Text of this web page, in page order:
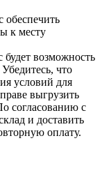
обеспечить
к месту
будет возможность
что
условий для
выгрузить
согласованию с
и доставить
оплату.